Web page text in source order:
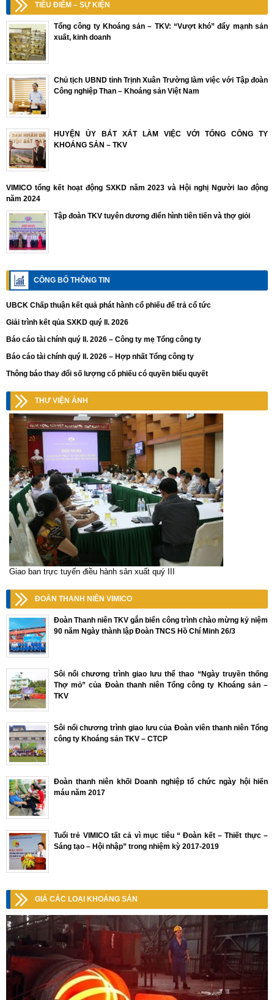
TIÊU ĐIỂM – SỰ KIỆN
Tổng công ty Khoáng sản – TKV: “Vượt khó” đẩy mạnh sản
xuất, kinh doanh
Chủ tịch UBND tỉnh Trịnh Xuân Trường làm việc với Tập đoàn
Công nghiệp Than – Khoáng sản Việt Nam
HUYỆN ỦY BÁT XÁT LÀM VIỆC VỚI TỔNG CÔNG TY
KHOÁNG SẢN – TKV
VIMICO tổng kết hoạt động SXKD năm 2023 và Hội nghị Người lao động
năm 2024
Tập đoàn TKV tuyên dương điển hình tiên tiến và thợ giỏi
CÔNG BỐ THÔNG TIN
UBCK Chấp thuận kết quả phát hành cổ phiếu để trả cổ tức
Giải trình kết qủa SXKD quý II. 2026
Báo cáo tài chính quý II. 2026 – Công ty mẹ Tổng công ty
Báo cáo tài chính quý II. 2026 – Hợp nhất Tổng công ty
Thông báo thay đổi số lượng cổ phiếu có quyền biểu quyết
THƯ VIỆN ẢNH
Giao ban trực tuyến điều hành sản xuất quý III
ĐOÀN THANH NIÊN VIMICO
Đoàn Thanh niên TKV gắn biển công trình chào mừng kỷ niệm
90 năm Ngày thành lập Đoàn TNCS Hồ Chí Minh 26/3
Sôi nổi chương trình giao lưu thể thao “Ngày truyền thống
Thợ mỏ” của Đoàn thanh niên Tổng công ty Khoáng sản –
TKV
Sôi nổi chương trình giao lưu của Đoàn viên thanh niên Tổng
công ty Khoáng sản TKV – CTCP
Đoàn thanh niên khối Doanh nghiệp tổ chức ngày hội hiến
máu năm 2017
Tuổi trẻ VIMICO tất cả vì mục tiêu “ Đoàn kết – Thiết thực –
Sáng tạo – Hội nhập” trong nhiệm kỳ 2017-2019
GIÁ CÁC LOẠI KHOÁNG SẢN